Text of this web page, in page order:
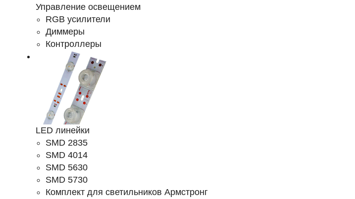
Управление освещением
RGB усилители
Диммеры
Контроллеры
LED линейки
SMD 2835
SMD 4014
SMD 5630
SMD 5730
Комплект для светильников Армстронг